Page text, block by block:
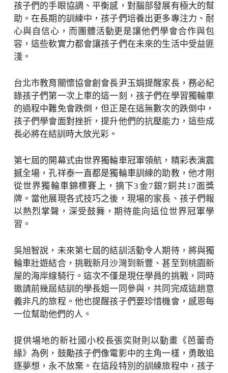
孩子們的手眼協調、平衡感，對腦部發展有極大的幫
助。在長期的訓練中，孩子們培養出更多專注力、耐
心與自信心，而團體活動更是讓他們學會合作與包
容，這些軟實力都會讓孩子們在未來的生活中受益匪
淺。
台北市教育關懷協會創會長尹玉娟提醒家長，務必紀
錄孩子們第一次上車的這一刻，孩子們在學習獨輪車
的過程中難免會跌倒，但正是在這無數次的跌倒中，
孩子們學會面對挫折，提升他們的抗壓能力，這些成
長必將在結訓時大放光彩。
第七屆的開幕式由世界獨輪車冠軍領航，精彩表演震
撼全場，孔祥泰一直都是獨輪車訓練的助教，他才剛
從世界獨輪車錦標賽上，摘下3金7銀7銅共17面獎
牌。當他展現各式技巧之後，現場的家長、孩子們報
以熱烈掌聲，深受鼓舞，期待能向這位世界冠軍學
習。
吳旭智說，未來第七屆的結訓活動令人期待，將與獨
輪車壯遊結合，挑戰新月沙灣到新豐、甚至到桃園新
屋的海岸線騎行。這次不僅是現任學員的挑戰，同時
邀請前幾屆結訓的學長姐一同參與，共同完成這趟意
義非凡的旅程。他也提醒孩子們要珍惜機會，感恩每
一位幫助他們的人。
提供場地的新社國小校長張奕財則以動畫《芭蕾奇
緣》為例，鼓勵孩子們像電影中的主角一樣，勇敢追
逐夢想，永不放棄。在這段特別的訓練旅程中，孩子